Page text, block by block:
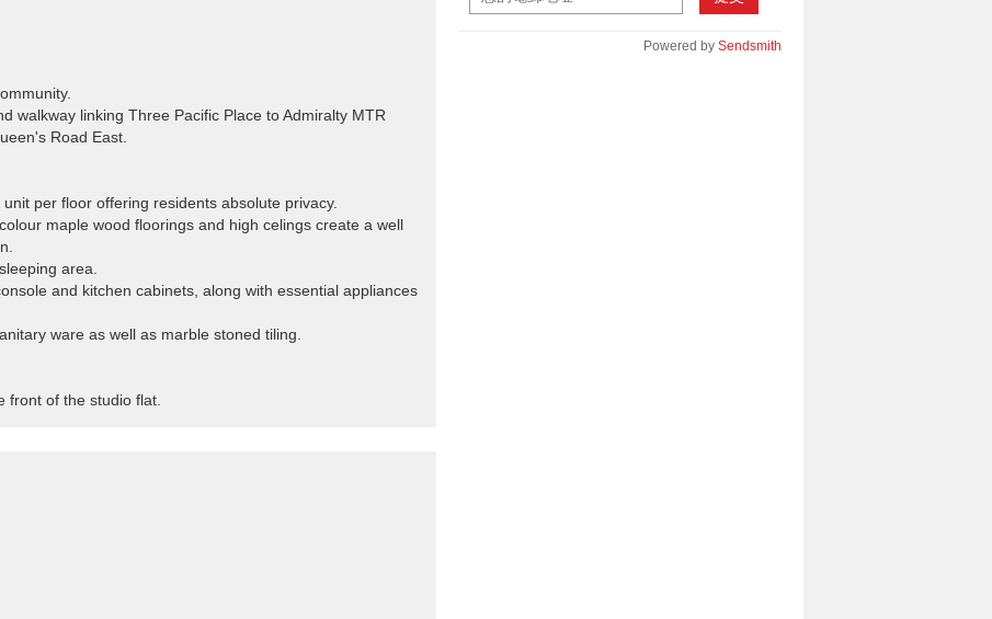
walkway linking Three Pacific Place to Admiralty MTR
Road East.
per floor offering residents absolute privacy.
maple wood floorings and high celings create a well
area.
and kitchen cabinets, along with essential appliances
ware as well as marble stoned tiling.
front of the studio flat.
Powered by Sendsmith